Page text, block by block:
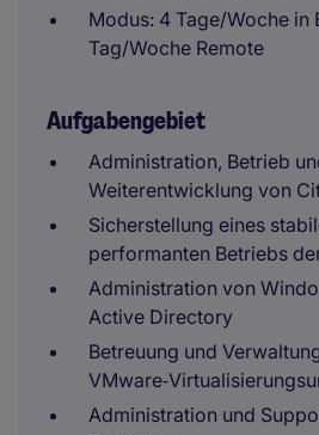
Modus: 4 Tage/Woche in
Tag/Woche Remote
Aufgabengebiet
Administration, Betrieb
Weiterentwicklung von
Sicherstellung eines
performanten Betriebs
Administration von
Active Directory
Betreuung und
Administration und